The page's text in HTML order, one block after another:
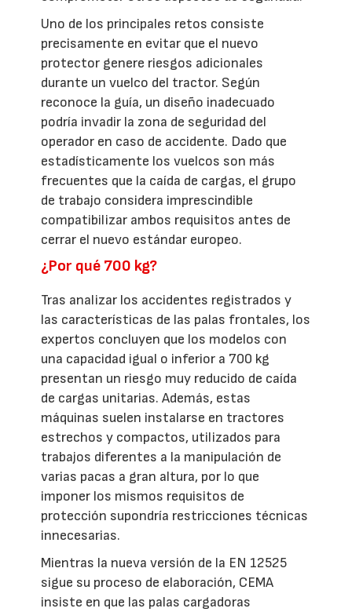
Uno de los principales retos consiste
precisamente en evitar que el nuevo
protector genere riesgos adicionales
durante un vuelco del tractor. Según
reconoce la guía, un diseño inadecuado
podría invadir la zona de seguridad del
operador en caso de accidente. Dado que
estadísticamente los vuelcos son más
frecuentes que la caída de cargas, el grupo
de trabajo considera imprescindible
compatibilizar ambos requisitos antes de
cerrar el nuevo estándar europeo.
¿Por qué 700 kg?
Tras analizar los accidentes registrados y
las características de las palas frontales, los
expertos concluyen que los modelos con
una capacidad igual o inferior a 700 kg
presentan un riesgo muy reducido de caída
de cargas unitarias. Además, estas
máquinas suelen instalarse en tractores
estrechos y compactos, utilizados para
trabajos diferentes a la manipulación de
varias pacas a gran altura, por lo que
imponer los mismos requisitos de
protección supondría restricciones técnicas
innecesarias.
Mientras la nueva versión de la EN 12525
sigue su proceso de elaboración, CEMA
insiste en que las palas cargadoras